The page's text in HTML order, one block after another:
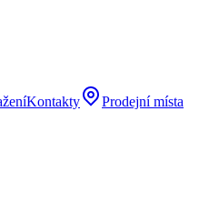
Kontakty Prodejní místa